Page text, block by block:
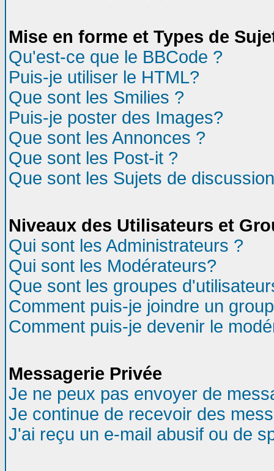
Mise en forme et Types de
Qu'est-ce que le BBCode ?
Puis-je utiliser le HTML?
Que sont les Smilies ?
Puis-je poster des Images?
Que sont les Annonces ?
Que sont les Post-it ?
Que sont les Sujets de
Niveaux des Utilisateurs et
Qui sont les Administrateurs ?
Qui sont les Modérateurs?
Que sont les groupes
Comment puis-je joindre un
Comment puis-je devenir le
Messagerie Privée
Je ne peux pas envoyer de
Je continue de recevoir des
J'ai reçu un e-mail abusif ou de